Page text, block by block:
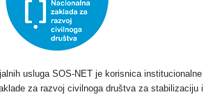
usluga SOS-NET je korisnica institucionalne
za razvoj civilnoga društva za stabilizaciju i